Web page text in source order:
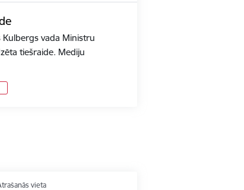
vada Ministru
tiešraide. Mediju
vieta